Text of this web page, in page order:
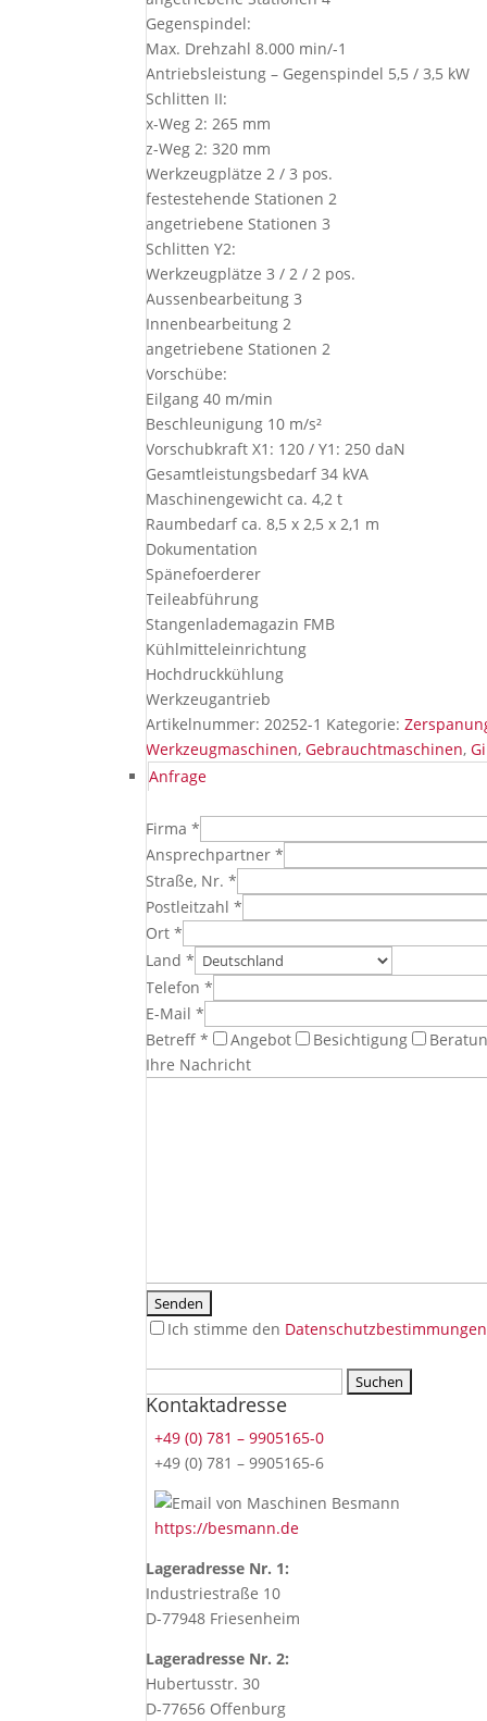
Gegenspindel:
Max. Drehzahl 8.000 min/-1
Antriebsleistung – Gegenspindel 5,5 / 3,5 kW
Schlitten II:
x-Weg 2: 265 mm
z-Weg 2: 320 mm
Werkzeugplätze 2 / 3 pos.
festestehende Stationen 2
angetriebene Stationen 3
Schlitten Y2:
Werkzeugplätze 3 / 2 / 2 pos.
Aussenbearbeitung 3
Innenbearbeitung 2
angetriebene Stationen 2
Vorschübe:
Eilgang 40 m/min
Beschleunigung 10 m/s²
Vorschubkraft X1: 120 / Y1: 250 daN
Gesamtleistungsbedarf 34 kVA
Maschinengewicht ca. 4,2 t
Raumbedarf ca. 8,5 x 2,5 x 2,1 m
Dokumentation
Spänefoerderer
Teileabführung
Stangenlademagazin FMB
Kühlmitteleinrichtung
Hochdruckkühlung
Werkzeugantrieb
Artikelnummer:20252-1 Kategorie:
Werkzeugmaschinen,Gebrauchtmaschinen,
Anfrage
Firma *
Ansprechpartner *
Straße, Nr. *
Postleitzahl *
Ort *
Land *
Telefon *
E-Mail *
Betreff *
Angebot Besichtigung
Ihre Nachricht
Ich stimme den Datenschutzbestimmungen
press
this
button,
will
accept
terms
and
conditions.
This
field
is
nach:
Kontaktadresse
+49 (0) 781 – 9905165-0
+49 (0) 781 – 9905165-6
https://besmann.de
Lageradresse Nr. 1:
Industriestraße 10
D-77948 Friesenheim
Lageradresse Nr. 2:
Hubertusstr. 30
D-77656 Offenburg